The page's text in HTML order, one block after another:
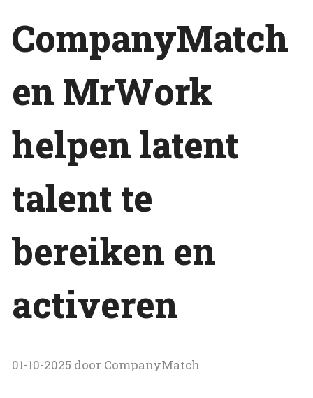
CompanyMatch
en MrWork
helpen latent
talent te
bereiken en
activeren
01-10-2025 door CompanyMatch